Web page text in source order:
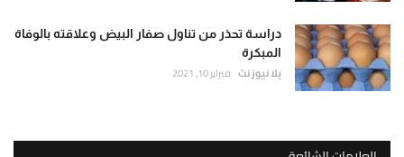
دراسة تحذر من تناول صفار البيض وعلاقته بالوفاة
المبكرة
يلا نيوز نت فبراير 10, 2021